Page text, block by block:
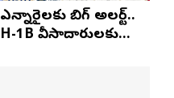
ఎన్నారైలకు బిగ్ అలర్ట్..
H-1B వీసాదారులకు